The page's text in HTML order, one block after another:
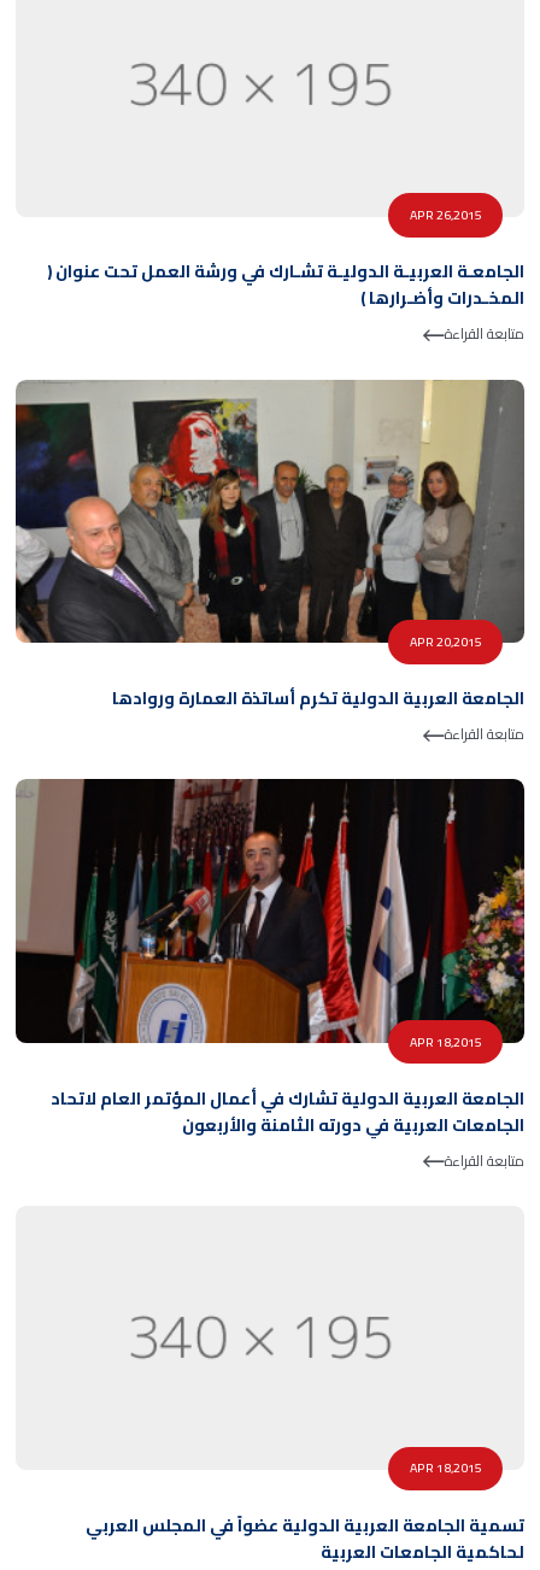
APR 26,2015
الجامعـة العربيـة الدوليـة تشـارك في ورشة العمل تحت عنوان (
المخـدرات وأضـرارها )
متابعة القراءة
APR 20,2015
الجامعة العربية الدولية تكرم أساتذة العمارة وروادها
متابعة القراءة
APR 18,2015
الجامعة العربية الدولية تشارك في أعمال المؤتمر العام لاتحاد
الجامعات العربية في دورته الثامنة والأربعون
متابعة القراءة
APR 18,2015
تسمية الجامعة العربية الدولية عضواً في المجلس العربي
لحاكمية الجامعات العربية